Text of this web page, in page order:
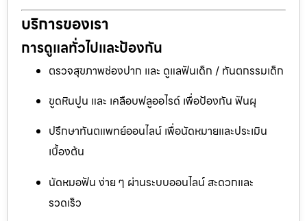
บริการของเรา
การดูแลทั่วไปและป้องกัน
ตรวจสุขภาพช่องปาก และ ดูแลฟันเด็ก / ทันตกรรมเด็ก
ขูดหินปูน และ เคลือบฟลูออไรด์ เพื่อป้องกัน ฟันผุ
ปรึกษาทันตแพทย์ออนไลน์ เพื่อนัดหมายและประเมิน
เบื้องต้น
นัดหมอฟัน ง่าย ๆ ผ่านระบบออนไลน์ สะดวกและ
รวดเร็ว